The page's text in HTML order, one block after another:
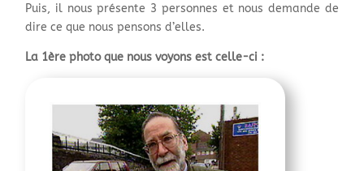
Puis, il nous présente 3 personnes et nous demande de
dire ce que nous pensons d’elles.
La 1ère photo que nous voyons est celle-ci :